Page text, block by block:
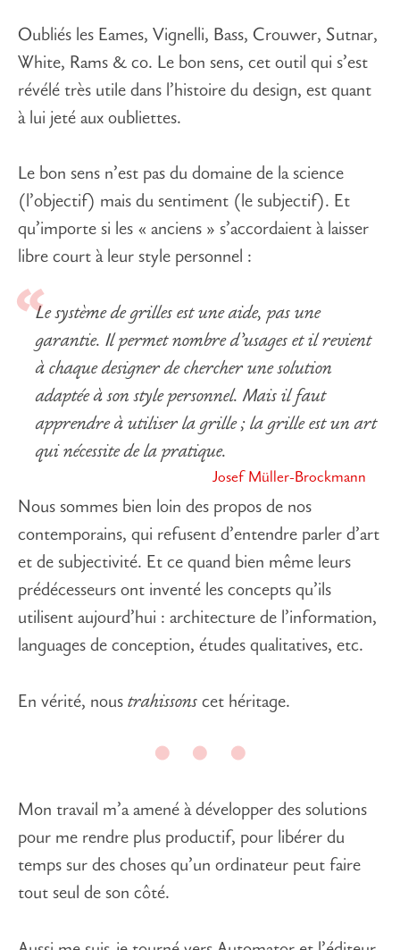
Oubliés les Eames, Vignelli, Bass, Crouwer, Sutnar,
White, Rams & co. Le bon sens, cet outil qui s’est
révélé très utile dans l’histoire du design, est quant
à lui jeté aux oubliettes.
Le bon sens n’est pas du domaine de la science
(l’objectif) mais du sentiment (le subjectif). Et
qu’importe si les « anciens » s’accordaient à laisser
libre court à leur style personnel :
Le système de grilles est une aide, pas une
garantie. Il permet nombre d’usages et il revient
à chaque designer de chercher une solution
adaptée à son style personnel. Mais il faut
apprendre à utiliser la grille ; la grille est un art
qui nécessite de la pratique.
Josef Müller-Brockmann
Nous sommes bien loin des propos de nos
contemporains, qui refusent d’entendre parler d’art
et de subjectivité. Et ce quand bien même leurs
prédécesseurs ont inventé les concepts qu’ils
utilisent aujourd’hui : architecture de l’information,
languages de conception, études qualitatives, etc.
En vérité, nous trahissons cet héritage.
Mon travail m’a amené à développer des solutions
pour me rendre plus productif, pour libérer du
temps sur des choses qu’un ordinateur peut faire
tout seul de son côté.